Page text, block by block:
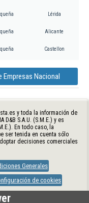
Lérida
Alicante
Castellon
Empresas Nacional
y toda la información de
S.A.U. (S.M.E.) y es
En todo caso, la
ser tenida en cuenta sólo
decisiones comerciales
Generales
de cookies